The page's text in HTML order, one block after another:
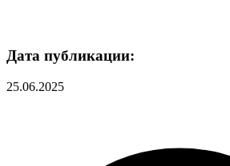
Дата публикации:
25.06.2025